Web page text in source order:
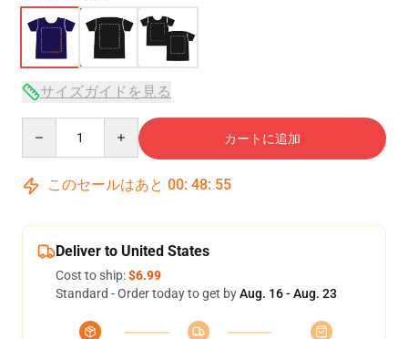
サイズガイドを見る
カートに追加
このセールはあと 00: 48: 54
Deliver to United States
Cost to ship:$6.99
Standard - Order today to get byAug. 16 - Aug. 23